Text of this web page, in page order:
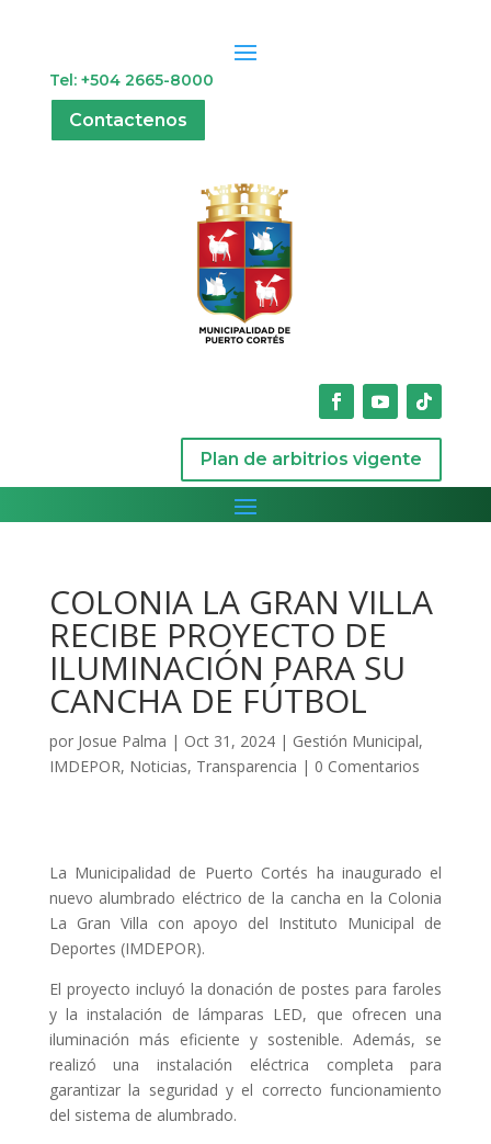
Tel: +504 2665-8000
Contactenos
Plan de arbitrios vigente
COLONIA LA GRAN VILLA
RECIBE PROYECTO DE
ILUMINACIÓN PARA SU
CANCHA DE FÚTBOL
por Josue Palma | Oct 31, 2024| Gestión Municipal,
IMDEPOR, Noticias, Transparencia | 0 Comentarios
La Municipalidad de Puerto Cortés ha inaugurado el
nuevo alumbrado eléctrico de la cancha en la Colonia
La Gran Villa con apoyo del Instituto Municipal de
Deportes (IMDEPOR).
El proyecto incluyó la donación de postes para faroles
y la instalación de lámparas LED, que ofrecen una
iluminación más eficiente y sostenible. Además, se
realizó una instalación eléctrica completa para
garantizar la seguridad y el correcto funcionamiento
del sistema de alumbrado.